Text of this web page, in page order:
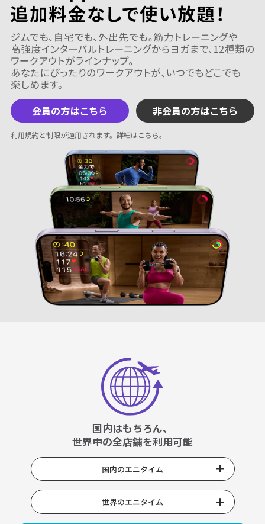
会員の方はこちら 非会員の方はこちら
利用規約と制限が適用されます。 詳細はこちら。
国内はもちろん、
世界中の全店舗を利用可能
国内のエニタイム
世界のエニタイム